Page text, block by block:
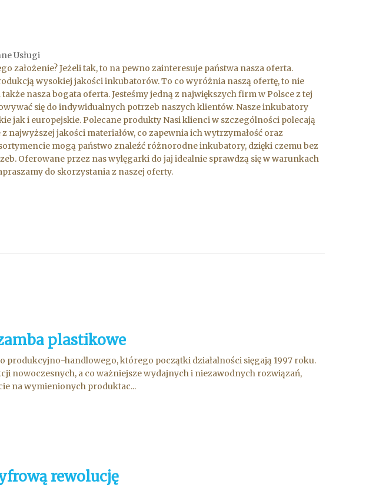
Usługi
założenie? Jeżeli tak, to na pewno zainteresuje państwa nasza oferta.
wysokiej jakości inkubatorów. To co wyróżnia naszą ofertę, to nie
nasza bogata oferta. Jesteśmy jedną z największych firm w Polsce z tej
się do indywidualnych potrzeb naszych klientów. Nasze inkubatory
jak i europejskie. Polecane produkty Nasi klienci w szczególności polecają
najwyższej jakości materiałów, co zapewnia ich wytrzymałość oraz
mogą państwo znaleźć różnorodne inkubatory, dzięki czemu bez
Oferowane przez nas wylęgarki do jaj idealnie sprawdzą się w warunkach
do skorzystania z naszej oferty.
plastikowe
produkcyjno-handlowego, którego początki działalności sięgają 1997 roku.
nowoczesnych, a co ważniejsze wydajnych i niezawodnych rozwiązań,
na wymienionych produktac...
rewolucję